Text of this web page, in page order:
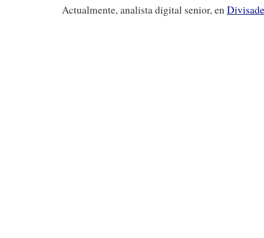
Actualmente, analista digital senior, en